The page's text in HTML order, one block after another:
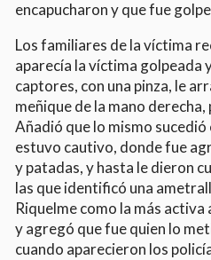
encapucharon y que fue
Los familiares de la víctima
aparecía la víctima golpeada
captores, con una pinza, le
meñique de la mano
Añadió que lo mismo
estuvo cautivo, donde fue
y patadas, y hasta le dieron
las que identificó una
Riquelme como la más
y agregó que fue quien lo
cuando aparecieron los